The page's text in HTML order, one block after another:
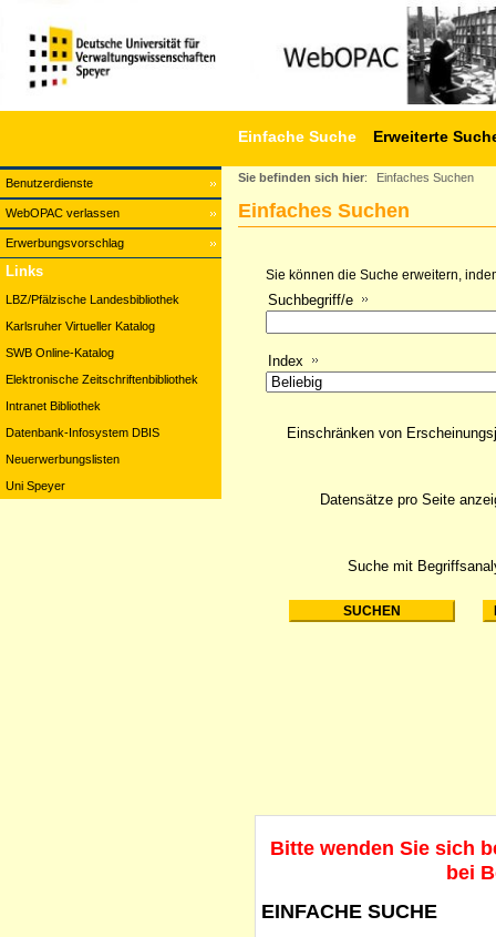
Benutzerdienste
WebOPAC verlassen
Erwerbungsvorschlag
Einfache Suche Erweiterte
Links
LBZ/Pfälzische Landesbibliothek
Karlsruher Virtueller Katalog
SWB Online-Katalog
Elektronische Zeitschriftenbibliothek
Intranet Bibliothek
Datenbank-Infosystem DBIS
Neuerwerbungslisten
Uni Speyer
Sie befinden sich hier: Einfaches Suchen
Einfaches Suchen
Sie können die Suche erweitern,
Suchbegriff/e
Index
Suche mit
Einschränken von
Datensätze pro Seite
Bitte wenden Sie sich
bei
EINFACHE SUCHE